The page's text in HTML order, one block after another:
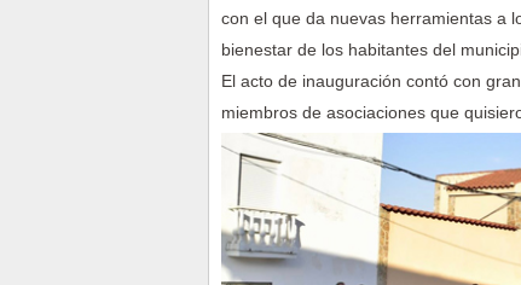
con el que da nuevas herramientas a
bienestar de los habitantes del
El acto de inauguración contó con
miembros de asociaciones que